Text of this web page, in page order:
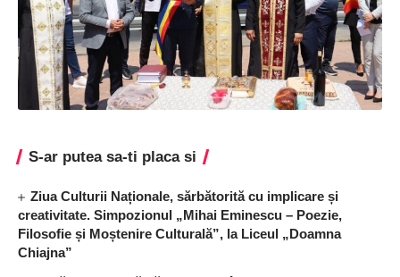
S-ar putea sa-ti placa si
Ziua Culturii Naționale, sărbătorită cu implicare și
creativitate. Simpozionul „Mihai Eminescu – Poezie,
Filosofie și Moștenire Culturală”, la Liceul „Doamna
Chiajna”